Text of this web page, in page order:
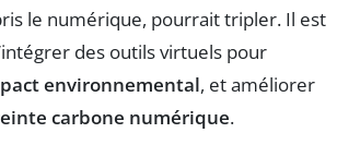
le numérique, pourrait tripler. Il est
des outils virtuels pour
environnemental, et améliorer
carbone numérique.